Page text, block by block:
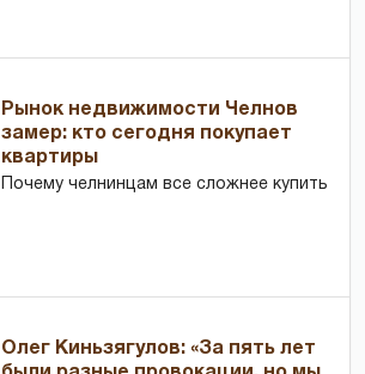
Рынок недвижимости Челнов
замер: кто сегодня покупает
квартиры
Почему челнинцам все сложнее купить
Олег Киньзягулов: «За пять лет